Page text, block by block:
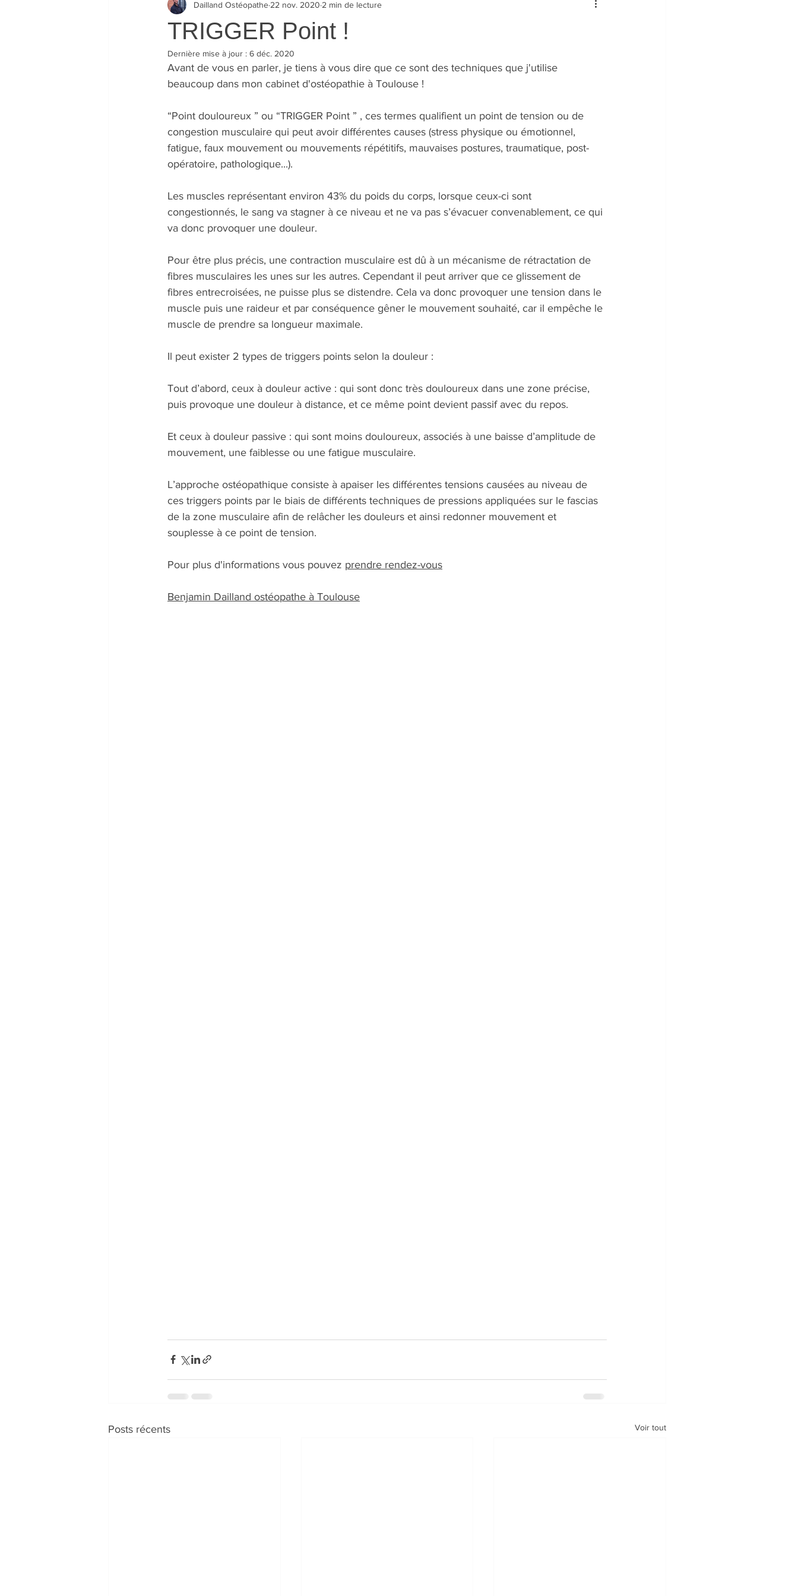
TRIGGER Point !
Dailland Ostéopathe 22 nov. 2020 2 min de lecture
Dernière mise à jour : 6 déc. 2020
Avant de vous en parler, je tiens à vous dire que ce sont des techniques que j'utilise
beaucoup dans mon cabinet d'ostéopathie à Toulouse !
“Point douloureux ” ou “TRIGGER Point ” , ces termes qualifient un point de tension ou de
congestion musculaire qui peut avoir différentes causes (stress physique ou émotionnel,
fatigue, faux mouvement ou mouvements répétitifs, mauvaises postures, traumatique, post-
opératoire, pathologique...).
Les muscles représentant environ 43% du poids du corps, lorsque ceux-ci sont
congestionnés, le sang va stagner à ce niveau et ne va pas s’évacuer convenablement, ce qui
va donc provoquer une douleur.
Pour être plus précis, une contraction musculaire est dû à un mécanisme de rétractation de
fibres musculaires les unes sur les autres. Cependant il peut arriver que ce glissement de
fibres entrecroisées, ne puisse plus se distendre. Cela va donc provoquer une tension dans le
muscle puis une raideur et par conséquence gêner le mouvement souhaité, car il empêche le
muscle de prendre sa longueur maximale.
Il peut exister 2 types de triggers points selon la douleur :
Tout d’abord, ceux à douleur active : qui sont donc très douloureux dans une zone précise,
puis provoque une douleur à distance, et ce même point devient passif avec du repos.
Et ceux à douleur passive : qui sont moins douloureux, associés à une baisse d’amplitude de
mouvement, une faiblesse ou une fatigue musculaire.
L’approche ostéopathique consiste à apaiser les différentes tensions causées au niveau de
ces triggers points par le biais de différents techniques de pressions appliquées sur le fascias
de la zone musculaire afin de relâcher les douleurs et ainsi redonner mouvement et
souplesse à ce point de tension.
Pour plus d'informations vous pouvez prendre rendez-vous
Benjamin Dailland ostéopathe à Toulouse
Posts récents Voir tout